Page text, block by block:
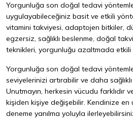
Yorgunluğa son doğal tedavi
uygulayabileceğiniz basit ve etkili
vitamini takviyesi, adaptojen bitkiler,
egzersiz, sağlıklı beslenme, doğal
teknikleri, yorgunluğu azaltmada etkili
Yorgunluğa son doğal tedavi
seviyelerinizi artırabilir ve daha
Unutmayın, herkesin vücudu farklıdır
kişiden kişiye değişebilir. Kendinize
deneme yanılma yoluyla